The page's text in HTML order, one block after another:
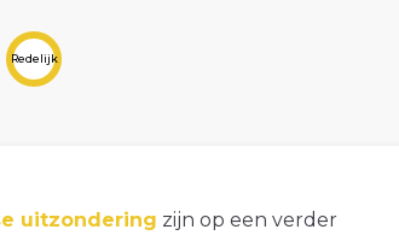
Redelijk
uitzondering zijn op een verder